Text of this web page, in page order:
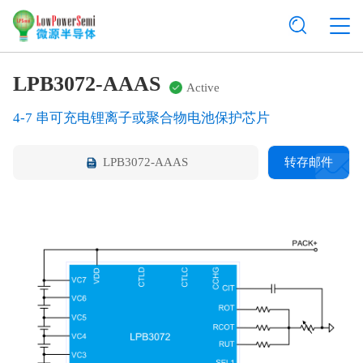
LPB3072-AAAS Active
4-7 串可充电锂离子或聚合物电池保护芯片
LPB3072-AAAS 转存邮件